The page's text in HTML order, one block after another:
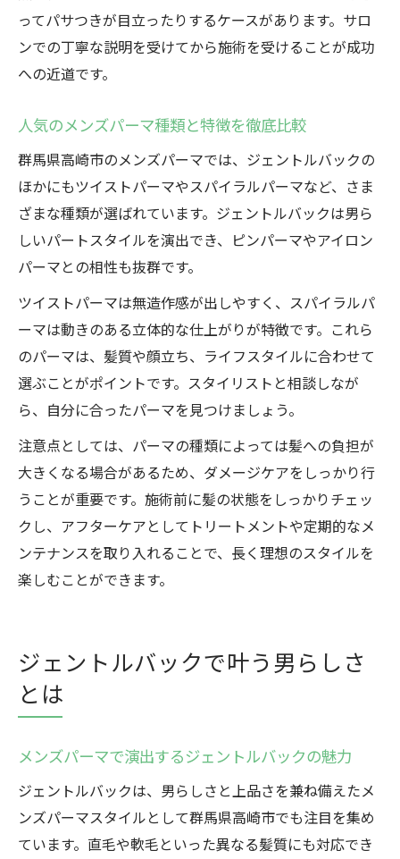
ってパサつきが目立ったりするケースがあります。サロ
ンでの丁寧な説明を受けてから施術を受けることが成功
への近道です。
人気のメンズパーマ種類と特徴を徹底比較
群馬県高崎市のメンズパーマでは、ジェントルバックの
ほかにもツイストパーマやスパイラルパーマなど、さま
ざまな種類が選ばれています。ジェントルバックは男ら
しいパートスタイルを演出でき、ピンパーマやアイロン
パーマとの相性も抜群です。
ツイストパーマは無造作感が出しやすく、スパイラルパ
ーマは動きのある立体的な仕上がりが特徴です。これら
のパーマは、髪質や顔立ち、ライフスタイルに合わせて
選ぶことがポイントです。スタイリストと相談しなが
ら、自分に合ったパーマを見つけましょう。
注意点としては、パーマの種類によっては髪への負担が
大きくなる場合があるため、ダメージケアをしっかり行
うことが重要です。施術前に髪の状態をしっかりチェッ
クし、アフターケアとしてトリートメントや定期的なメ
ンテナンスを取り入れることで、長く理想のスタイルを
楽しむことができます。
ジェントルバックで叶う男らしさ
とは
メンズパーマで演出するジェントルバックの魅力
ジェントルバックは、男らしさと上品さを兼ね備えたメ
ンズパーマスタイルとして群馬県高崎市でも注目を集め
ています。直毛や軟毛といった異なる髪質にも対応でき